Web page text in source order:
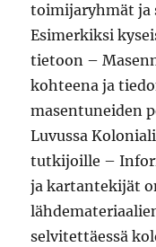
toimijaryhmät ja
Esimerkiksi
tietoon –
kohteena ja
masentuneiden
Luvussa
tutkijoille –
ja kartantekijät
selvitettäessä